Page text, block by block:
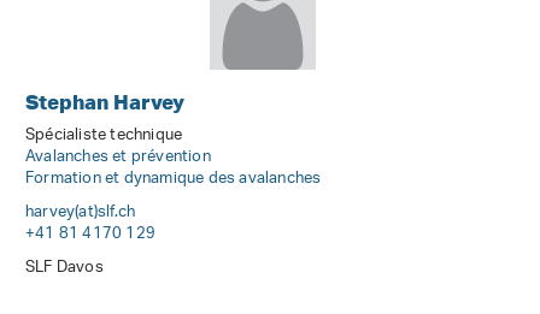
Stephan Harvey
Spécialiste technique
Avalanches et prévention
Formation et dynamique des avalanches
harvey(at)slf.ch
+41 81 4170 129
SLF Davos